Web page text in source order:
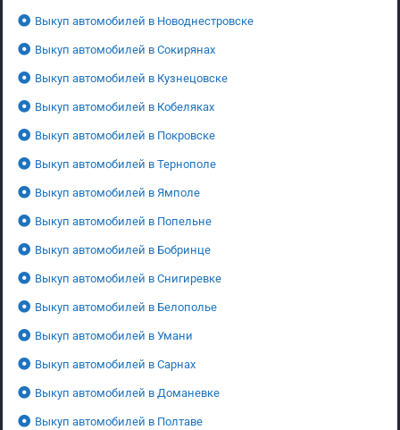
Выкуп автомобилей в Новоднестровске
Выкуп автомобилей в Сокирянах
Выкуп автомобилей в Кузнецовске
Выкуп автомобилей в Кобеляках
Выкуп автомобилей в Покровске
Выкуп автомобилей в Тернополе
Выкуп автомобилей в Ямполе
Выкуп автомобилей в Попельне
Выкуп автомобилей в Бобринце
Выкуп автомобилей в Снигиревке
Выкуп автомобилей в Белополье
Выкуп автомобилей в Умани
Выкуп автомобилей в Сарнах
Выкуп автомобилей в Доманевке
Выкуп автомобилей в Полтаве